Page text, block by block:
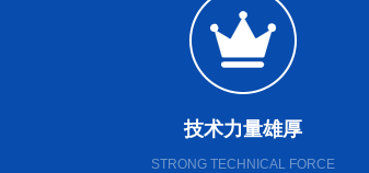
技术力量雄厚
STRONG TECHNICAL FORCE